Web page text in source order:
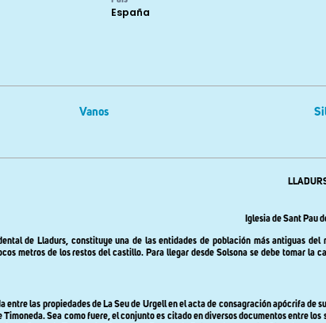
España
Vanos
Iglesia de Sant Pau
de Lladurs, constituye una de las entidades de población más antiguas
metros de los restos del castillo. Para llegar desde Solsona se debe tomar
entre las propiedades de La Seu de Urgell en el acta de consagración apócrifa
Sea como fuere, el conjunto es citado en diversos documentos entre los